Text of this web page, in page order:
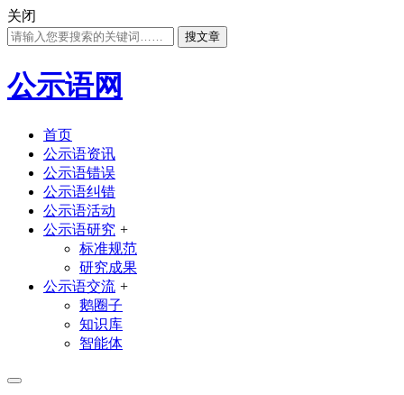
关闭
搜文章
公示语网
首页
公示语资讯
公示语错误
公示语纠错
公示语活动
公示语研究 +
标准规范
研究成果
公示语交流 +
鹅圈子
知识库
智能体